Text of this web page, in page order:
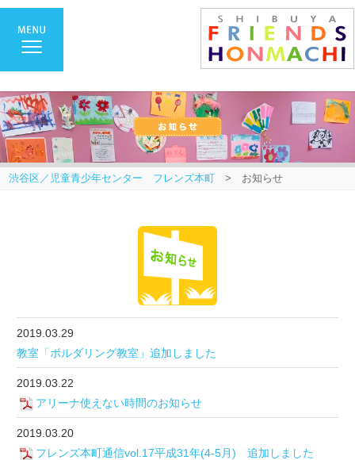
渋谷区／児童青少年センター フレンズ本町 > お知らせ
2019.03.29
教室「ボルダリング教室」追加しました
2019.03.22
アリーナ使えない時間のお知らせ
2019.03.20
フレンズ本町通信vol.17平成31年(4-5月) 追加しました